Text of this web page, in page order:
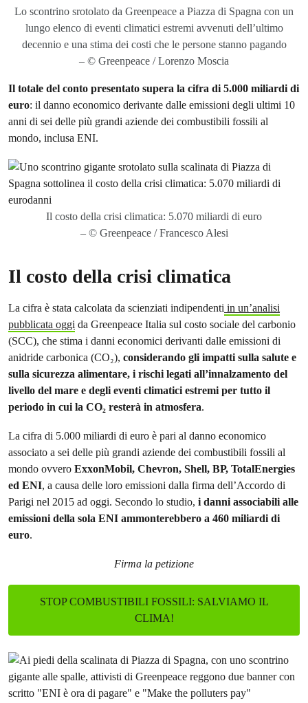
Lo scontrino srotolato da Greenpeace a Piazza di Spagna con un
lungo elenco di eventi climatici estremi avvenuti dell’ultimo
decennio e una stima dei costi che le persone stanno pagando
– © Greenpeace / Lorenzo Moscia
Il totale del conto presentato supera la cifra di 5.000 miliardi di
euro: il danno economico derivante dalle emissioni degli ultimi 10
anni di sei delle più grandi aziende dei combustibili fossili al
mondo, inclusa ENI.
Il costo della crisi climatica: 5.070 miliardi di euro
– © Greenpeace / Francesco Alesi
Il costo della crisi climatica
La cifra è stata calcolata da scienziati indipendenti in un’analisi
pubblicata oggi da Greenpeace Italia sul costo sociale del carbonio
(SCC), che stima i danni economici derivanti dalle emissioni di
anidride carbonica (CO₂), considerando gli impatti sulla salute e
sulla sicurezza alimentare, i rischi legati all’innalzamento del
livello del mare e degli eventi climatici estremi per tutto il
periodo in cui la CO₂ resterà in atmosfera.
La cifra di 5.000 miliardi di euro è pari al danno economico
associato a sei delle più grandi aziende dei combustibili fossili al
mondo ovvero ExxonMobil, Chevron, Shell, BP, TotalEnergies
ed ENI, a causa delle loro emissioni dalla firma dell’Accordo di
Parigi nel 2015 ad oggi. Secondo lo studio, i danni associabili alle
emissioni della sola ENI ammonterebbero a 460 miliardi di
euro.
Firma la petizione
STOP COMBUSTIBILI FOSSILI: SALVIAMO IL
CLIMA!